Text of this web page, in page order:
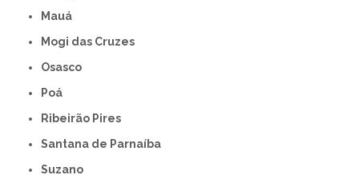
Mauá
Mogi das Cruzes
Osasco
Poá
Ribeirão Pires
Santana de Parnaíba
Suzano